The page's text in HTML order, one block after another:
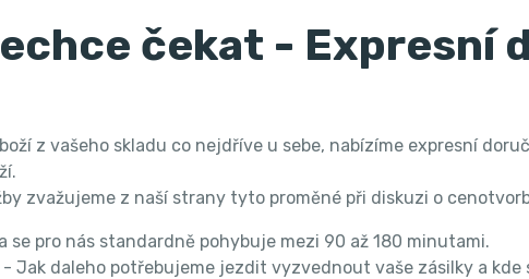
čekat - Expresní
z vašeho skladu co nejdříve u sebe, nabízíme expresní
zvažujeme z naší strany tyto proměné při diskuzi o
se pro nás standardně pohybuje mezi 90 až 180 minutami.
- Jak daleho potřebujeme jezdit vyzvednout vaše zásilky a kde